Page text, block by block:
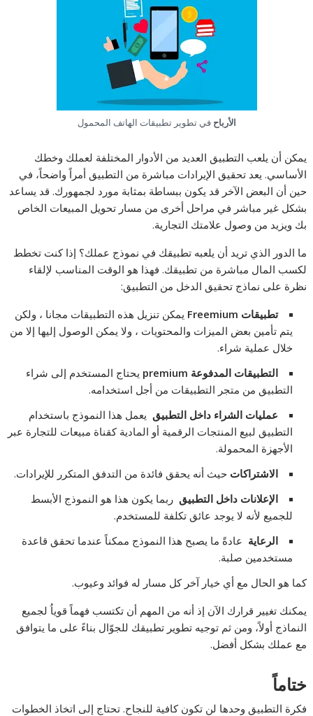
الأرباح في تطوير تطبيقات الهاتف المحمول
يمكن أن يلعب التطبيق العديد من الأدوار المختلفة لعملك وخطك
الأساسي. يعد تحقيق الإيرادات مباشرة من التطبيق أمراً واضحاً، في
حين أن البعض الآخر قد يكون ببساطة بمثابة مورد لجمهورك. قد يساعد
بشكل غير مباشر في مراحل أخرى من مسار تحويل المبيعات الخاص
بك ويزيد من وصول علامتك التجارية.
ما الدور الذي تريد أن يلعبه تطبيقك في نموذج عملك؟ إذا كنت تخطط
لكسب المال مباشرة من تطبيقك. فهذا هو الوقت المناسب لإلقاء
نظرة على نماذج تحقيق الدخل من التطبيق:
تطبيقات Freemium
يمكن تنزيل هذه التطبيقات مجانا ، ولكن
يتم تأمين بعض الميزات والمحتويات ، ولا يمكن الوصول إليها إلا من
خلال عملية شراء.
التطبيقات المدفوعة premium
يحتاج المستخدم إلى شراء
التطبيق من متجر التطبيقات من أجل استخدامه.
عمليات الشراء داخل التطبيق يعمل هذا النموذج باستخدام
التطبيق لبيع المنتجات الرقمية أو المادية كقناة مبيعات للتجارة عبر
الأجهزة المحمولة.
الاشتراكات حيث أنه يحقق فائدة من التدفق المتكرر للإيرادات.
الإعلانات داخل التطبيق ربما يكون هذا هو النموذج الأبسط
للجميع لأنه لا يوجد عائق تكلفة للمستخدم.
الرعاية عادةً ما يصبح هذا النموذج ممكناً عندما تحقق قاعدة
مستخدمين صلبة.
كما هو الحال مع أي خيار آخر كل مسار له فوائد وعيوب.
يمكنك تغيير قرارك الآن إذ أنه من المهم أن تكتسب فهماً قوياُ لجميع
النماذج أولاً، ومن ثم توجيه تطوير تطبيقك للجوّال بناءً على ما يتوافق
مع عملك بشكل أفضل.
ختاماً
فكرة التطبيق وحدها لن تكون كافية للنجاح. تحتاج إلى اتخاذ الخطوات